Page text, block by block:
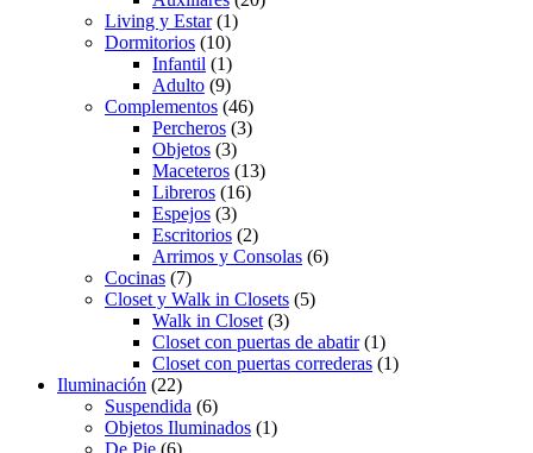
Living y Estar(1)
Dormitorios (10)
Infantil (1)
Adulto (9)
Complementos (46)
Percheros (3)
Objetos (3)
Maceteros (13)
Libreros (16)
Espejos (3)
Escritorios (2)
Arrimos y Consolas (6)
Cocinas (7)
Closet y Walk in Closets (5)
Walk in Closet (3)
Closet con puertas de abatir(1)
Closet con puertas correderas (1)
Iluminación (22)
Suspendida (6)
Objetos Iluminados (1)
De Pie (6)